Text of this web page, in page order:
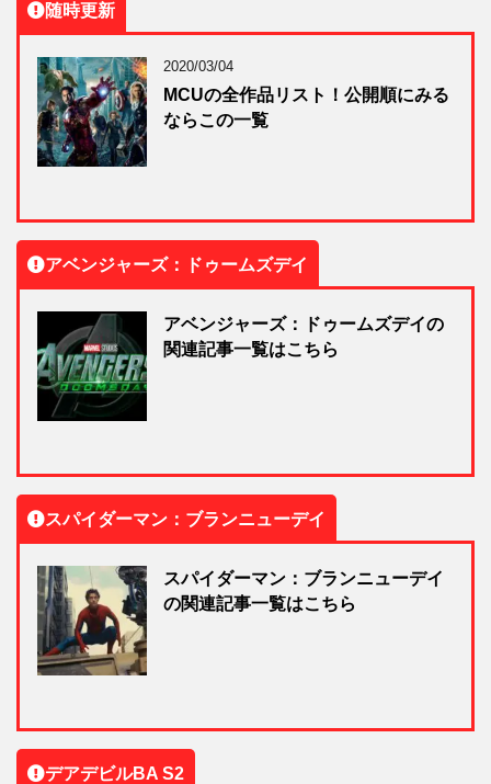
随時更新
2020/03/04
MCUの全作品リスト！公開順にみる
ならこの一覧
アベンジャーズ：ドゥームズデイ
アベンジャーズ：ドゥームズデイの
関連記事一覧はこちら
スパイダーマン：ブランニューデイ
スパイダーマン：ブランニューデイ
の関連記事一覧はこちら
デアデビルBA S2